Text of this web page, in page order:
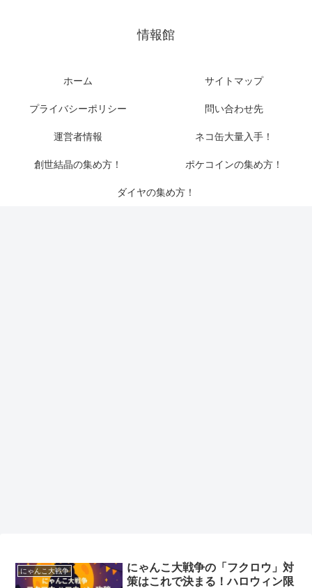
情報館
ホーム サイトマップ
プライバシーポリシー 問い合わせ先
運営者情報 ネコ缶大量入手！
創世結晶の集め方！ ポケコインの集め方！
ダイヤの集め方！
にゃんこ大戦争
にゃんこ大戦争の「フクロウ」対
策はこれで決まる！ハロウィン限